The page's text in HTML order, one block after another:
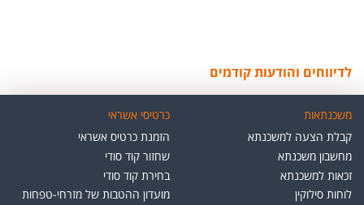
לדיווחים והודעות קודמים
משכנתאות
קבלת הצעה למשכנתא
מחשבון משכנתא
זכאות למשכנתא
לוחות סילוקין
כרטיסי אשראי
הזמנת כרטיס אשראי
שחזור קוד סודי
בחירת קוד סודי
מועדון ההטבות של מזרחי-טפחות